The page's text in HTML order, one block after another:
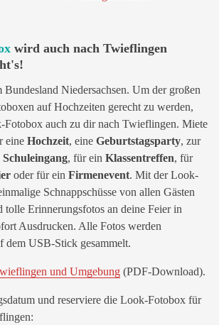
wird auch nach Twieflingen
Niedersachsen. Um der großen
auf Hochzeiten gerecht zu werden,
auch zu dir nach Twieflingen. Miete
eine Hochzeit, eine Geburtstagsparty, zur
Schuleingang, für ein Klassentreffen, für
oder für ein Firmenevent. Mit der Look-
Schnappschüsse von allen Gästen
tolle Erinnerungsfotos an deine Feier in
Ausdrucken. Alle Fotos werden
dem USB-Stick gesammelt.
und Umgebung (PDF-Download).
und reserviere die Look-Fotobox für